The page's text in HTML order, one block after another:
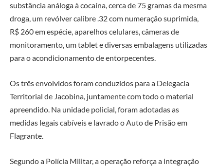
substância análoga à cocaína, cerca de 75 gramas da mesma
droga, um revólver calibre .32 com numeração suprimida,
R$ 260 em espécie, aparelhos celulares, câmeras de
monitoramento, um tablet e diversas embalagens utilizadas
para o acondicionamento de entorpecentes.
Os três envolvidos foram conduzidos para a Delegacia
Territorial de Jacobina, juntamente com todo o material
apreendido. Na unidade policial, foram adotadas as
medidas legais cabíveis e lavrado o Auto de Prisão em
Flagrante.
Segundo a Polícia Militar, a operação reforça a integração